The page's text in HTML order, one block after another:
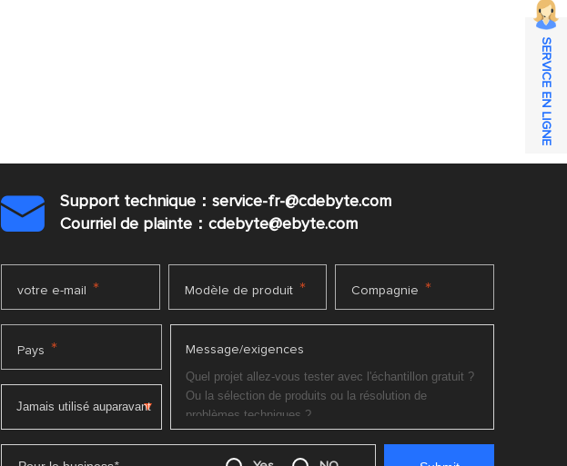

Support technique：service-fr-@cdebyte.com
Courriel de plainte：cdebyte@ebyte.com
votre e-mail * Modèle de produit * Compagnie *
Pays * Message/exigences
SERVICE EN LIGNE